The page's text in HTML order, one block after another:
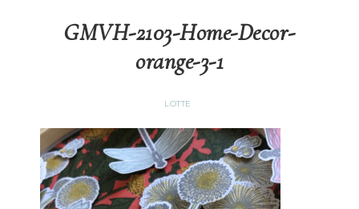
GMVH-2103-Home-Decor-
orange-3-1
LOTTE